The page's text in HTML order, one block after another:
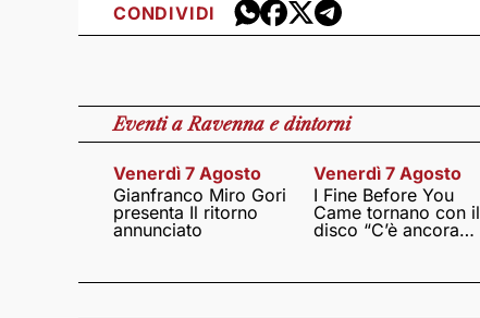
CONDIVIDI
Eventia Ravenna e dintorni
Venerdì 7 Agosto
Gianfranco Miro Gori
presenta Il ritorno
annunciato
Venerdì 7 Agosto
I Fine Before You
Came tornano con il
disco “C’è ancora